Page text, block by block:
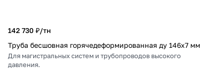
142 730 ₽/тн
Труба бесшовная горячедеформированная ду 146х7 мм
Для магистральных систем и трубопроводов высокого
давления.